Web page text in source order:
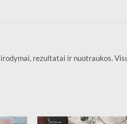
rezultatai ir nuotraukos.